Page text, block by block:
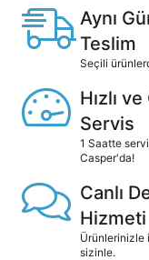
Aynı
Teslim
Seçili
Hızlı
Servis
1 Saatte
Casper'da!
Canlı
Hizmeti
Ürünlerinizle
sizinle.